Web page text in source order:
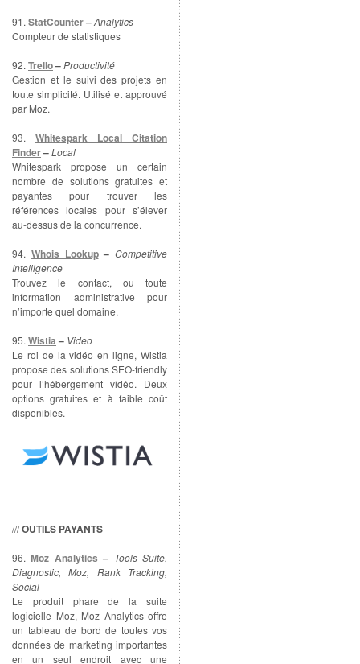
91. StatCounter–Analytics
Compteur de statistiques
92. Trello–Productivité
Gestion et le suivi des projets en
toute simplicité. Utilisé et approuvé
par Moz.
93. Whitespark Local Citation
Finder–Local
Whitespark propose un certain
nombre de solutions gratuites et
payantes pour trouver les
références locales pour s’élever
au-dessus de la concurrence.
94. Whois Lookup– Competitive
Intelligence
Trouvez le contact, ou toute
information administrative pour
n’importe quel domaine.
95. Wistia – Video
Le roi de la vidéo en ligne, Wistia
propose des solutions SEO-friendly
pour l’hébergement vidéo. Deux
options gratuites et à faible coût
disponibles.
///OUTILS PAYANTS
96.Moz Analytics – Tools Suite,
Diagnostic, Moz, Rank Tracking,
Social
Le produit phare de la suite
logicielle Moz, Moz Analytics offre
un tableau de bord de toutes vos
données de marketing importantes
en un seul endroit avec une